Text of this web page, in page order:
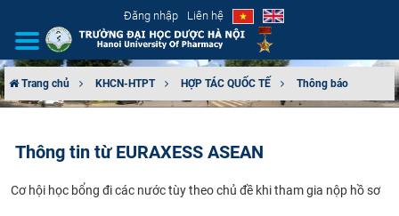
Đăng nhập Liên hệ
CƠ CẤU TỔ CHỨC
TUYỂN SINH
Trang chủ KHCN-HTPT HỢP TÁC QUỐC TẾ Thông báo
Thông tin từ EURAXESS ASEAN
Cơ hội học bổng đi các nước tùy theo chủ đề khi tham gia nộp hồ sơ